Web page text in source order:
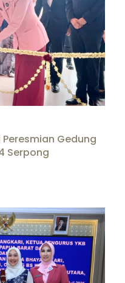
Peresmian Gedung
Serpong